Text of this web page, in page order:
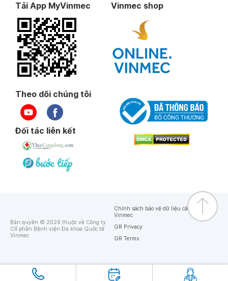
Tải App MyVinmec Vinmec shop
Theo dõi chúng tôi
Đối tác liên kết
Bản quyền © 2026 thuộc về Công ty
Cổ phần Bệnh viện Đa khoa Quốc tế
Vinmec
Chính sách bảo vệ dữ liệu cá nhân của
Vinmec
GR Privacy
GR Terms